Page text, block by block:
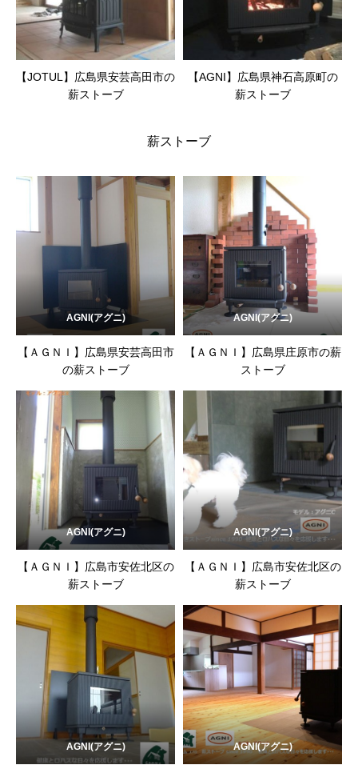
【JOTUL】広島県安芸高田市の
薪ストーブ
【AGNI】広島県神石高原町の
薪ストーブ
薪ストーブ
AGNI(アグニ)
【ＡＧＮＩ】広島県安芸高田市
の薪ストーブ
AGNI(アグニ)
【ＡＧＮＩ】広島県庄原市の薪
ストーブ
AGNI(アグニ)
【ＡＧＮＩ】広島市安佐北区の
薪ストーブ
AGNI(アグニ)
【ＡＧＮＩ】広島市安佐北区の
薪ストーブ
AGNI(アグニ) AGNI(アグニ)